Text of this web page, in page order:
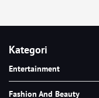
Kategori
Entertainment
Fashion And Beauty